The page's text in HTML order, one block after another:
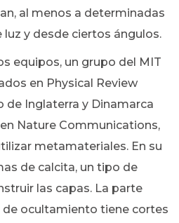
al menos a determinadas
luz y desde ciertos ángulos.
equipos, un grupo del MIT
en Physical Review
de Inglaterra y Dinamarca
Nature Communications,
metamateriales. En su
de calcita, un tipo de
las capas. La parte
ocultamiento tiene cortes